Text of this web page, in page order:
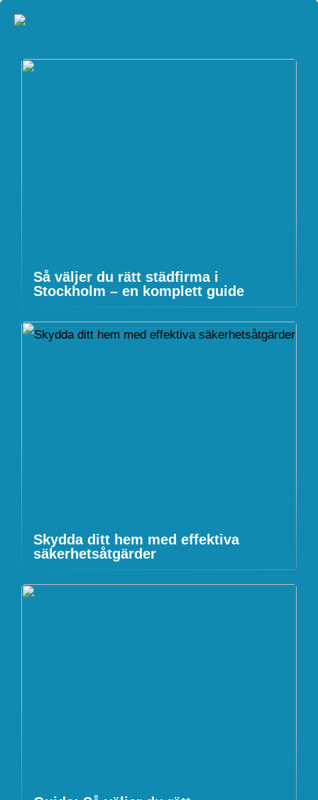
Så väljer du rätt städfirma i
Stockholm – en komplett guide
Skydda ditt hem med effektiva
säkerhetsåtgärder